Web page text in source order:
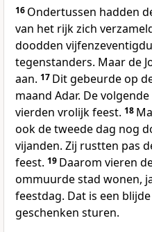
16 Ondertussen hadden
van het rijk zich
doodden
tegenstanders. Maar de
aan. 17 Dit gebeurde op
maand Adar. De
vierden vrolijk feest. 18
ook de tweede dag nog
vijanden. Zij rustten pas
feest. 19 Daarom vieren
ommuurde stad wonen,
feestdag. Dat is een
geschenken sturen.